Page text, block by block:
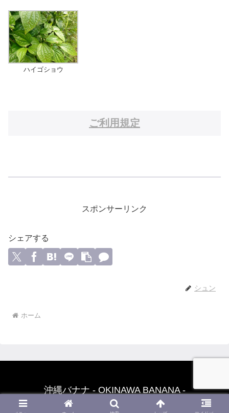
ハイゴショウ
ご利用規定
スポンサーリンク
シェアする
シュン
ホーム
沖縄バナナ - OKINAWA BANANA -
© 2018 沖縄バナナ - OKINAWA BANANA -.